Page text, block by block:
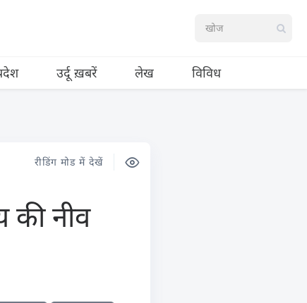
उर्दू ख़बरें लेख विविध
रीडिंग मोड में देखें
की नीव